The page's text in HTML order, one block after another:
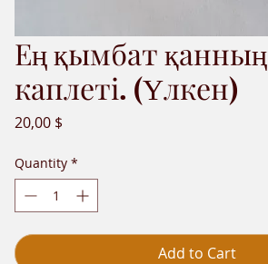
Ең қымбат қанның
каплеті. (Үлкен)
20,00 $Price
Quantity *
Add to Cart